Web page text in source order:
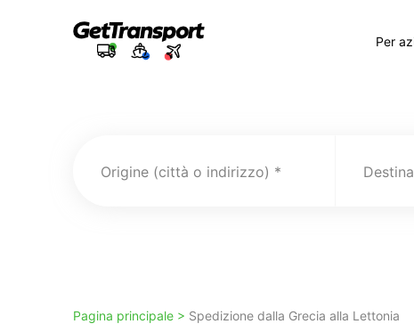
Per
Origine (città o indirizzo)
Pagina principale > Spedizione dalla Grecia alla Lettonia